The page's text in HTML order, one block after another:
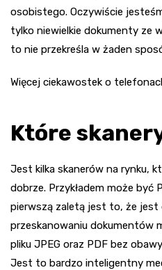
osobistego. Oczywiście
tylko niewielkie dokumenty ze
to nie przekreśla w żaden
Więcej ciekawostek o
Które
Jest kilka skanerów na rynku,
dobrze. Przykładem może być
pierwszą zaletą jest to, że jest
przeskanowaniu dokumentów
pliku JPEG oraz PDF bez
Jest to bardzo inteligentny